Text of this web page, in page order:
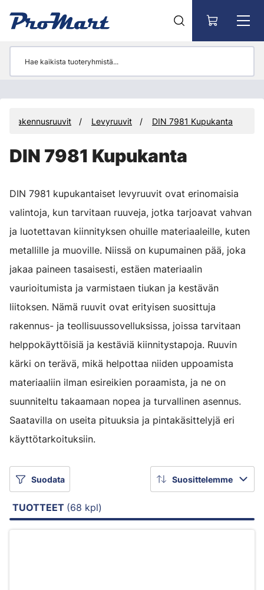
Rakennusruuvit Levyruuvit DIN 7981 Kupukanta
DIN 7981 Kupukanta
DIN 7981 kupukantaiset levyruuvit ovat erinomaisia
valintoja, kun tarvitaan ruuveja, jotka tarjoavat vahvan
ja luotettavan kiinnityksen ohuille materiaaleille, kuten
metallille ja muoville. Niissä on kupumainen pää, joka
jakaa paineen tasaisesti, estäen materiaalin
vaurioitumista ja varmistaen tiukan ja kestävän
liitoksen. Nämä ruuvit ovat erityisen suosittuja
rakennus- ja teollisuussovelluksissa, joissa tarvitaan
helppokäyttöisiä ja kestäviä kiinnitystapoja. Ruuvin
kärki on terävä, mikä helpottaa niiden uppoamista
materiaaliin ilman esireikien poraamista, ja ne on
suunniteltu takaamaan nopea ja turvallinen asennus.
Saatavilla on useita pituuksia ja pintakäsittelyjä eri
käyttötarkoituksiin.
Suodata Suosittelemme
TUOTTEET (68 kpl)